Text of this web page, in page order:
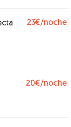
tranquilos.
vídeos de
paseos.
23€/noche
20€/noche